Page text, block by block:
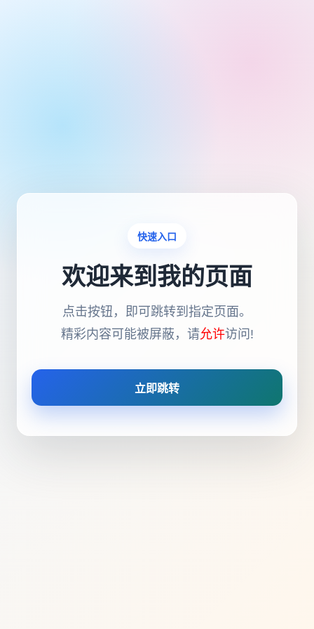
快速入口
欢迎来到我的页面
点击按钮，即可跳转到指定页面。
精彩内容可能被屏蔽，请允许访问!
立即跳转